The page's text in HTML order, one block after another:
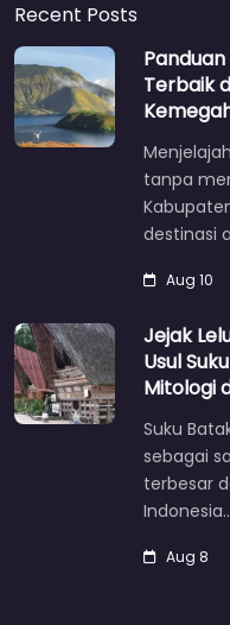
Recent Posts
Terbaik
tanpa
destinasi
Aug 10
Jejak
Usul
Mitologi
Suku
sebagai
terbesar
Aug 8